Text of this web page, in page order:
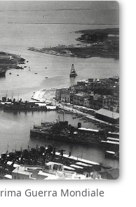
Guerra Mondiale